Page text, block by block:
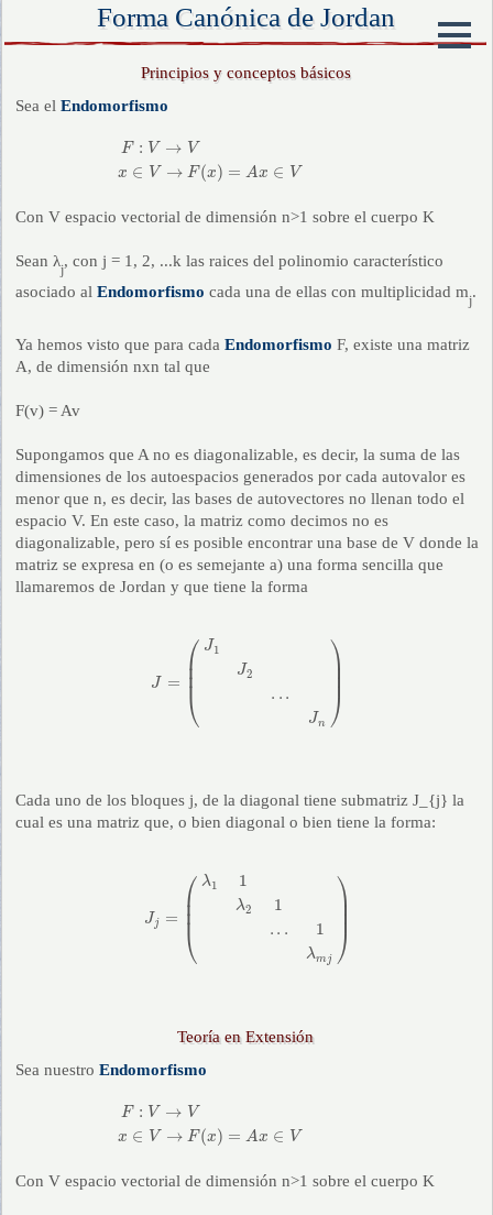
Forma Canónica de Jordan
Principios y conceptos básicos
Sea el Endomorfismo
F : V → V
x ∈ V → F(x) = Ax ∈ V
F( )=A ∈V
Con V espacio vectorial de dimensión n>1 sobre el cuerpo Κ
Sean λj, con j = 1, 2, ...k las raices del polinomio característico
asociado al Endomorfismo cada una de ellas con multiplicidad mj.
Ya hemos visto que para cada Endomorfismo F, existe una matriz
A, de dimensión nxn tal que
F(v) = Av
Supongamos que A no es diagonalizable, es decir, la suma de las
dimensiones de los autoespacios generados por cada autovalor es
menor que n, es decir, las bases de autovectores no llenan todo el
espacio V. En este caso, la matriz como decimos no es
diagonalizable, pero sí es posible encontrar una base de V donde la
matriz se expresa en (o es semejante a) una forma sencilla que
llamaremos de Jordan y que tiene la forma
J =
⎛
⎜
⎜ ⎜⎝
J1
J2
. . .
Jn
⎞⎟ ⎟
⎠
J=
Cada uno de los bloques j, de la diagonal tiene submatriz J_{j} la
cual es una matriz que, o bien diagonal o bien tiene la forma:
Jj =
⎛
⎜
⎜ ⎜⎝
λ1 1
λ2
1
. . . 1
λmj
⎞⎟ ⎟
⎠
=( λ2
Teoría en Extensión
Sea nuestro Endomorfismo
F : V → V
x ∈ V → F(x) = Ax ∈ V
F( )=A ∈V
Con V espacio vectorial de dimensión n>1 sobre el cuerpo Κ